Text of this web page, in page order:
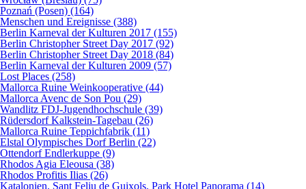
Poznań (Posen) (164)
Menschen und Ereignisse (388)
Berlin Karneval der Kulturen 2017 (155)
Berlin Christopher Street Day 2017 (92)
Berlin Christopher Street Day 2018 (84)
Berlin Karneval der Kulturen 2009 (57)
Lost Places (258)
Mallorca Ruine Weinkooperative (44)
Mallorca Avenc de Son Pou (29)
Wandlitz FDJ-Jugendhochschule (39)
Rüdersdorf Kalkstein-Tagebau (26)
Mallorca Ruine Teppichfabrik (11)
Elstal Olympisches Dorf Berlin (22)
Ottendorf Endlerkuppe (9)
Rhodos Agia Eleousa (38)
Rhodos Profitis Ilias (26)
Katalonien. Sant Feliu de Guixols. Park Hotel Panorama (14)